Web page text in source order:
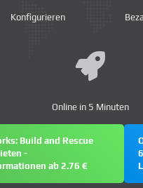
Konfigurieren
Online in 5 Minuten
Build and Rescue
-
ab 2.76 €